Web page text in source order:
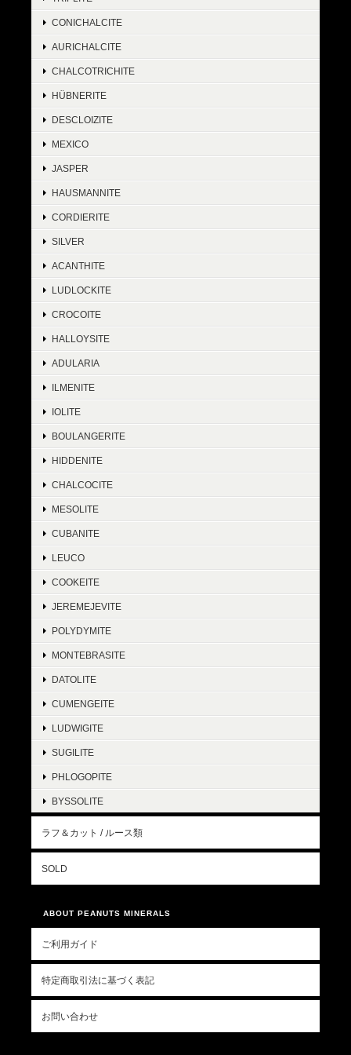
CONICHALCITE
AURICHALCITE
CHALCOTRICHITE
HÜBNERITE
DESCLOIZITE
MEXICO
JASPER
HAUSMANNITE
CORDIERITE
SILVER
ACANTHITE
LUDLOCKITE
CROCOITE
HALLOYSITE
ADULARIA
ILMENITE
IOLITE
BOULANGERITE
HIDDENITE
CHALCOCITE
MESOLITE
CUBANITE
LEUCO
COOKEITE
JEREMEJEVITE
POLYDYMITE
MONTEBRASITE
DATOLITE
CUMENGEITE
LUDWIGITE
SUGILITE
PHLOGOPITE
BYSSOLITE
ラフ＆カット / ルース類
SOLD
ABOUT PEANUTS MINERALS
ご利用ガイド
特定商取引法に基づく表記
お問い合わせ